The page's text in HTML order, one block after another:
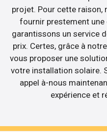
projet. Pour cette raison,
fournir prestement
garantissons un service
prix. Certes, grâce à
vous proposer une
votre installation solaire.
appel à-nous
expérience et